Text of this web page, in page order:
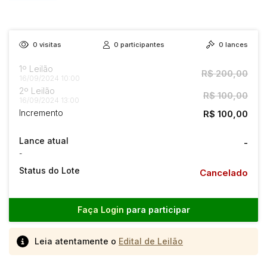
0 visitas 0 participantes 0 lances
1º Leilão
16/09/2024 10:00 R$ 200,00
2º Leilão
16/09/2024 13:00 R$ 100,00
Incremento R$ 100,00
Lance atual
-
-
Status do Lote Cancelado
Faça Login para participar
Leia atentamente o Edital de Leilão